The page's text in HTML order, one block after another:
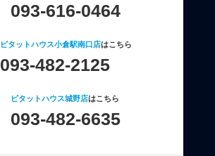
093-616-0464
ピタットハウス小倉駅南口店はこちら
093-482-2125
ピタットハウス城野店はこちら
093-482-6635